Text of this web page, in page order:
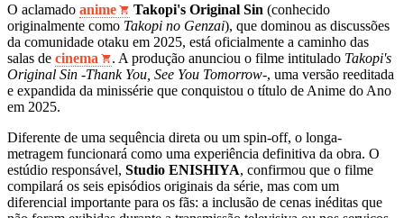
O aclamado anime Takopi's Original Sin (conhecido
originalmente como Takopi no Genzai), que dominou as discussões
da comunidade otaku em 2025, está oficialmente a caminho das
salas de cinema . A produção anunciou o filme intitulado Takopi's
Original Sin -Thank You, See You Tomorrow-, uma versão reeditada
e expandida da minissérie que conquistou o título de Anime do Ano
em 2025.
Diferente de uma sequência direta ou um spin-off, o longa-
metragem funcionará como uma experiência definitiva da obra. O
estúdio responsável, Studio ENISHIYA, confirmou que o filme
compilará os seis episódios originais da série, mas com um
diferencial importante para os fãs: a inclusão de cenas inéditas que